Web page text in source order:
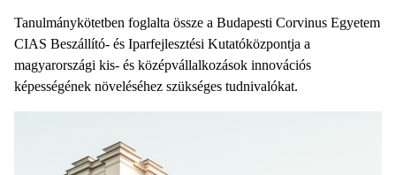
Tanulmánykötetben foglalta össze a Budapesti Corvinus Egyetem
CIAS Beszállító- és Iparfejlesztési Kutatóközpontja a
magyarországi kis- és középvállalkozások innovációs
képességének növeléséhez szükséges tudnivalókat.